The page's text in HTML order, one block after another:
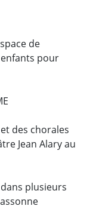
de
pour
des chorales
Jean Alary au
plusieurs